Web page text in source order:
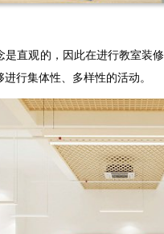
直观的，因此在进行教室装
行集体性、多样性的活动。